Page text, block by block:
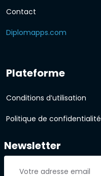
Contact
Diplomapps.com
Plateforme
Conditions d’utilisation
Politique de confidentialité
Newsletter